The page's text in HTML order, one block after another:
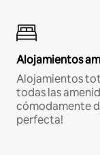
Alojamientos
Alojamientos
todas las
cómodamente
perfecta!